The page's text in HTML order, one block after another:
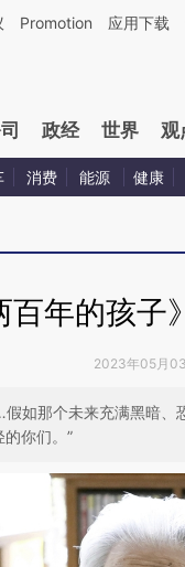
新文章[https://
Promotion 应用下载
政经 世界 观
消费 能源 健康
百年的孩子
2023年05月
如那个未来充满黑暗、
你们。”